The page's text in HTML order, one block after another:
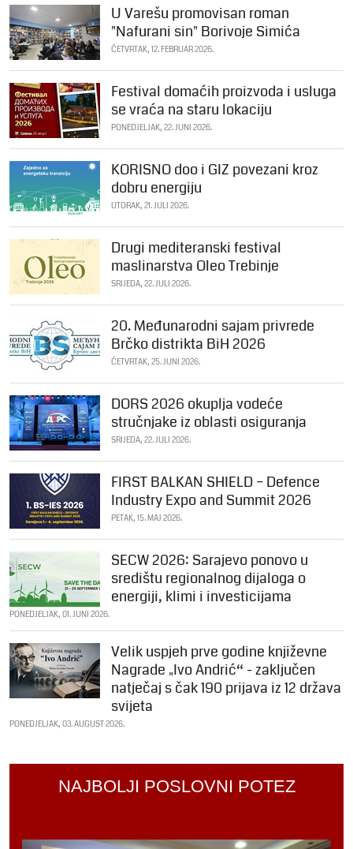
U Varešu promovisan roman
"Nafurani sin" Borivoje Simića
ČETVRTAK, 12. FEBRUAR 2026.
Festival domaćih proizvoda i usluga
se vraća na staru lokaciju
PONEDJELJAK, 22. JUNI 2026.
KORISNO doo i GIZ povezani kroz
dobru energiju
UTORAK, 21. JULI 2026.
Drugi mediteranski festival
maslinarstva Oleo Trebinje
SRIJEDA, 22. JULI 2026.
20. Međunarodni sajam privrede
Brčko distrikta BiH 2026
ČETVRTAK, 25. JUNI 2026.
DORS 2026 okuplja vodeće
stručnjake iz oblasti osiguranja
SRIJEDA, 22. JULI 2026.
FIRST BALKAN SHIELD – Defence
Industry Expo and Summit 2026
PETAK, 15. MAJ 2026.
SECW 2026: Sarajevo ponovo u
središtu regionalnog dijaloga o
energiji, klimi i investicijama
PONEDJELJAK, 01. JUNI 2026.
Velik uspjeh prve godine književne
Nagrade „Ivo Andrić“ - zaključen
natječaj s čak 190 prijava iz 12 država
svijeta
PONEDJELJAK, 03. AUGUST 2026.
NAJBOLJI POSLOVNI POTEZ